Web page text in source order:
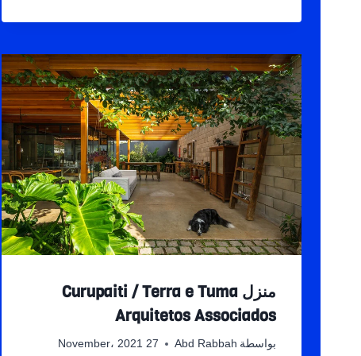
منزل Curupaiti / Terra e Tuma
Arquitetos Associados
بواسطة Abd Rabbah 27 November، 2021